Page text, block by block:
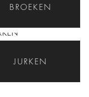
BROEKEN
JURKEN